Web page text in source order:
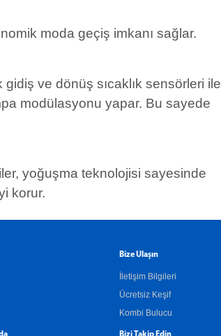
moda geçiş imkanı sağlar.
gidiş ve dönüş sıcaklık sensörleri ile
modülasyonu yapar. Bu sayede
yoğuşma teknolojisi sayesinde
korur.
Bize Ulaşın
İletişim Bilgileri
Ücretsiz Keşif
Kombi Bulucu